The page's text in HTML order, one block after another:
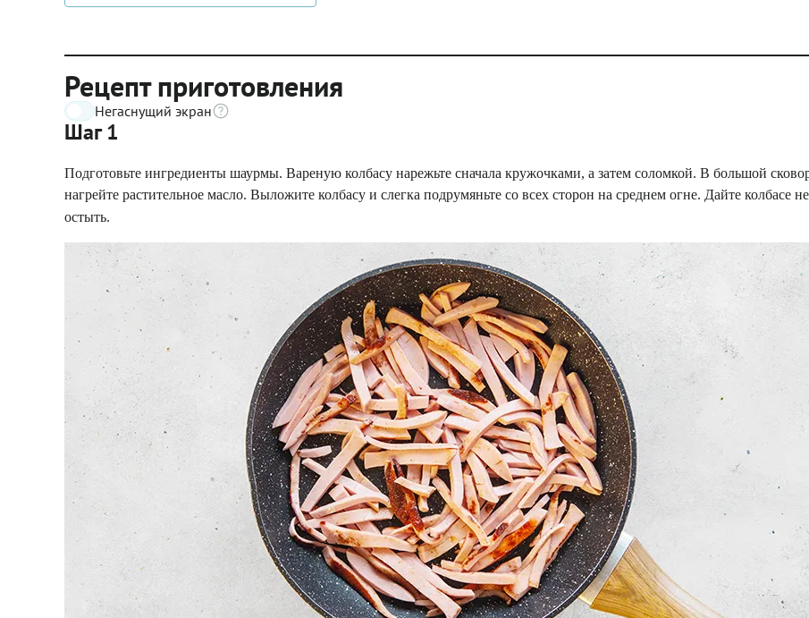
Рецепт приготовления
Негаснущий экран
Шаг 1
Подготовьте ингредиенты шаурмы. Вареную колбасу нарежьте сначала кружочками, а затем соломкой. В большой
нагрейте растительное масло. Выложите колбасу и слегка подрумяньте со всех сторон на среднем огне. Дайте колбасе
остыть.